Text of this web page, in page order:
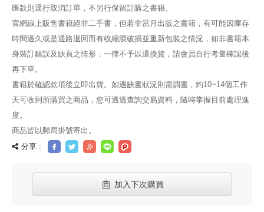
匯款則逕行取消訂單，不另行保留訂購之書籍。
官網線上販售書籍絕非二手書，但若非當月出版之書籍，有可能因庫存
時間過久或是通路退回而有收縮膜破損並重新包裝之情況，如非書籍本
身裝訂錯誤及缺頁之情形，一律不予以退換貨，請會員自行考量確認後
再下單。
書籍於確認款項後立即出貨。如遇缺書狀況則需調書，約10~14個工作
天可收到所購買之商品，您可透過查詢交易資料，隨時掌握目前處理進
度。
商品皆以郵局掛號寄出。
分享 :
加入下次購買